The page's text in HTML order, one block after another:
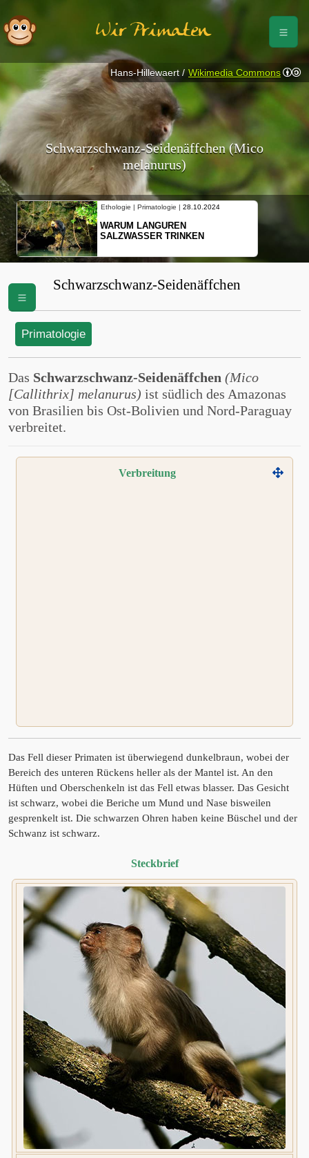
Wir Primaten
Schwarzschwanz-Seidenäffchen (Mico
melanurus)
Ethologie | Primatologie | 28.10.2024
WARUM LANGUREN
SALZWASSER TRINKEN
Hans-Hillewaert / Wikimedia Commons
Schwarzschwanz-Seidenäffchen
Primatologie
Das Schwarzschwanz-Seidenäffchen (Mico
[Callithrix] melanurus) ist südlich des Amazonas
von Brasilien bis Ost-Bolivien und Nord-Paraguay
verbreitet.
Verbreitung
Das Fell dieser Primaten ist überwiegend dunkelbraun, wobei der
Bereich des unteren Rückens heller als der Mantel ist. An den
Hüften und Oberschenkeln ist das Fell etwas blasser. Das Gesicht
ist schwarz, wobei die Beriche um Mund und Nase bisweilen
gesprenkelt ist. Die schwarzen Ohren haben keine Büschel und der
Schwanz ist schwarz.
Steckbrief